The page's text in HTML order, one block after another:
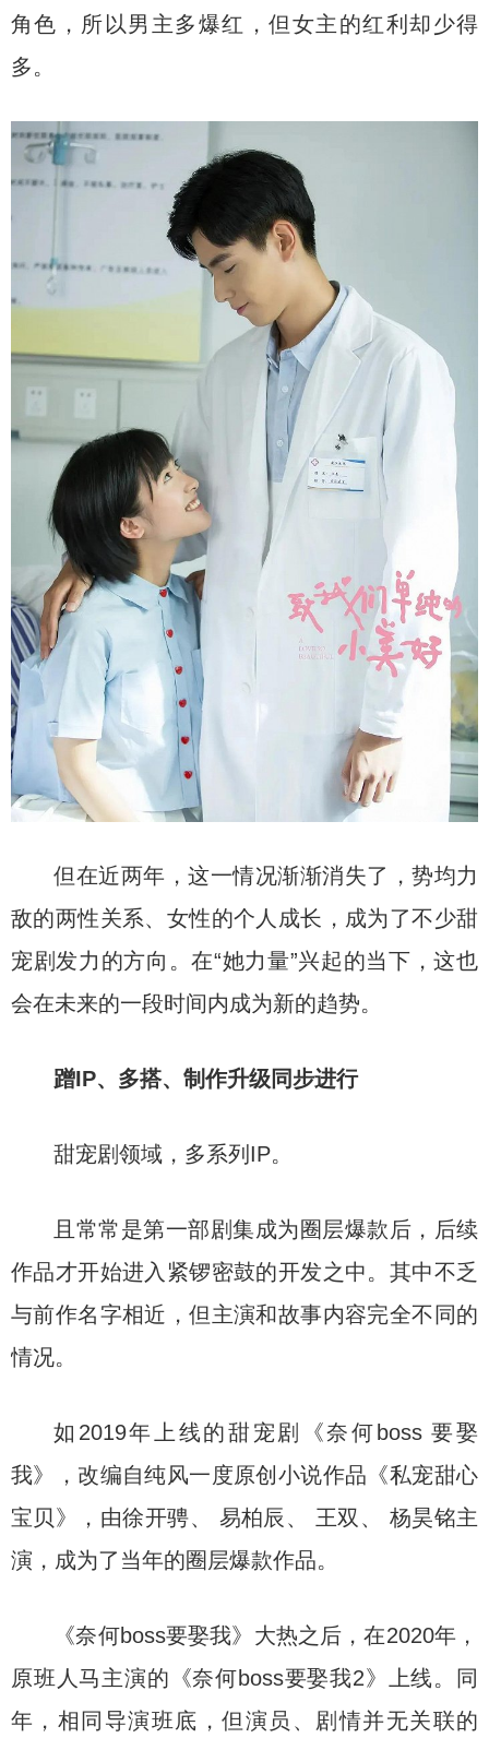
角色，所以男主多爆红，但女主的红利却少得
多。
但在近两年，这一情况渐渐消失了，势均力
敌的两性关系、女性的个人成长，成为了不少甜
宠剧发力的方向。在“她力量”兴起的当下，这也
会在未来的一段时间内成为新的趋势。
蹭IP、多搭、制作升级同步进行
甜宠剧领域，多系列IP。
且常常是第一部剧集成为圈层爆款后，后续
作品才开始进入紧锣密鼓的开发之中。其中不乏
与前作名字相近，但主演和故事内容完全不同的
情况。
如2019年上线的甜宠剧《奈何boss 要娶
我》，改编自纯风一度原创小说作品《私宠甜心
宝贝》，由徐开骋、 易柏辰、 王双、 杨昊铭主
演，成为了当年的圈层爆款作品。
《奈何boss要娶我》大热之后，在2020年，
原班人马主演的《奈何boss要娶我2》上线。同
年，相同导演班底，但演员、剧情并无关联的